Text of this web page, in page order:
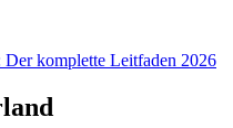
Der komplette Leitfaden 2026